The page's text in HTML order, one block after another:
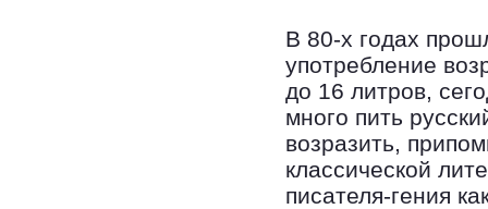
В 80-х годах
употребление
до 16 литров,
много пить
возразить,
классической
писателя-гения